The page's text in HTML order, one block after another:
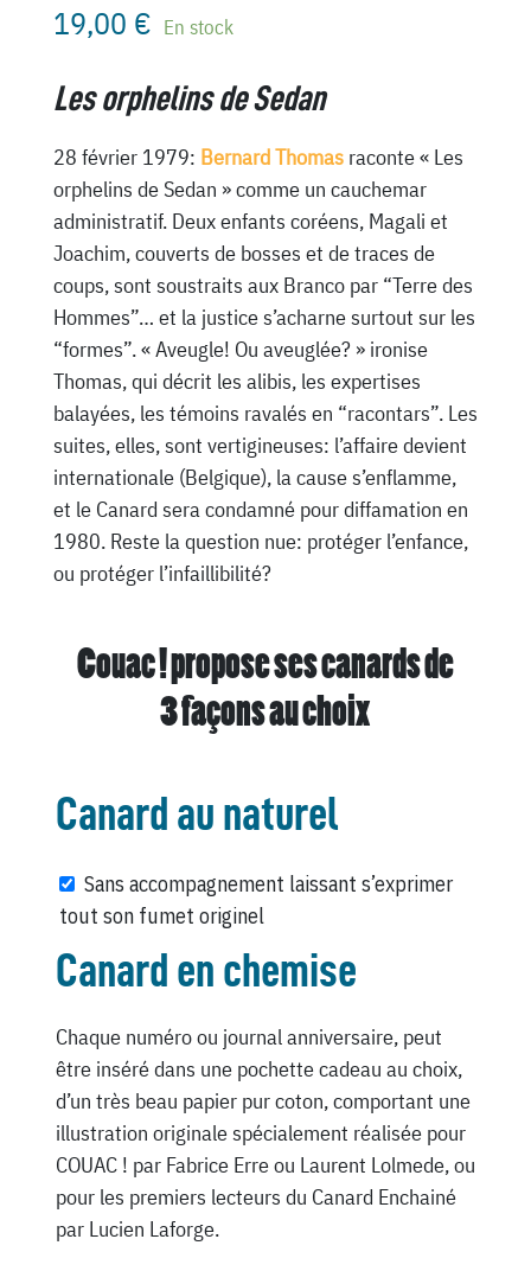
19,00 € En stock
Les orphelins de Sedan
28 février 1979: Bernard Thomas raconte « Les
orphelins de Sedan » comme un cauchemar
administratif. Deux enfants coréens, Magali et
Joachim, couverts de bosses et de traces de
coups, sont soustraits aux Branco par “Terre des
Hommes”… et la justice s’acharne surtout sur les
“formes”. « Aveugle! Ou aveuglée? » ironise
Thomas, qui décrit les alibis, les expertises
balayées, les témoins ravalés en “racontars”. Les
suites, elles, sont vertigineuses: l’affaire devient
internationale (Belgique), la cause s’enflamme,
et le Canard sera condamné pour diffamation en
1980. Reste la question nue: protéger l’enfance,
ou protéger l’infaillibilité?
Couac ! propose ses canards de
3 façons au choix
Canard au naturel
Sans accompagnement laissant s’exprimer
tout son fumet originel
Canard en chemise
Chaque numéro ou journal anniversaire, peut
être inséré dans une pochette cadeau au choix,
d’un très beau papier pur coton, comportant une
illustration originale spécialement réalisée pour
COUAC ! par Fabrice Erre ou Laurent Lolmede, ou
pour les premiers lecteurs du Canard Enchainé
par Lucien Laforge.